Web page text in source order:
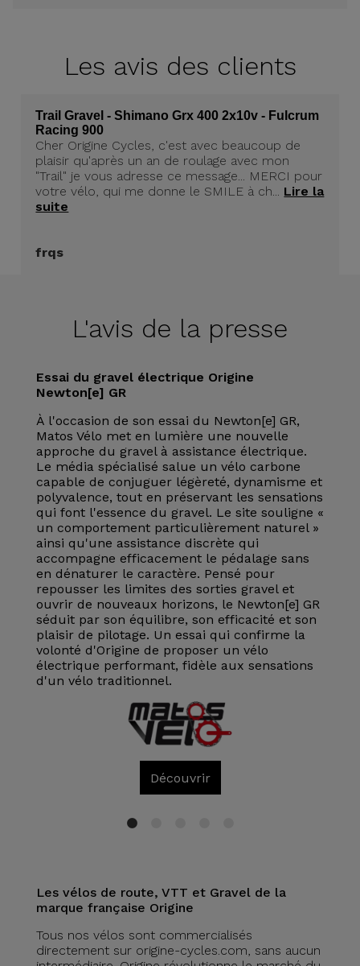
Les avis des clients
Trail Gravel - Shimano Grx 400 2x10v - Fulcrum
Racing 900
Cher Origine Cycles, c'est avec beaucoup de
plaisir qu'après un an de roulage avec mon
"Trail" je vous adresse ce message... MERCI pour
votre vélo, qui me donne le SMILE à ch... Lire la
suite
frqs
L'avis de la presse
Essai du gravel électrique Origine
Newton[e] GR
À l'occasion de son essai du Newton[e] GR,
Matos Vélo met en lumière une nouvelle
approche du gravel à assistance électrique.
Le média spécialisé salue un vélo carbone
capable de conjuguer légèreté, dynamisme et
polyvalence, tout en préservant les sensations
qui font l'essence du gravel. Le site souligne «
un comportement particulièrement naturel »
ainsi qu'une assistance discrète qui
accompagne efficacement le pédalage sans
en dénaturer le caractère. Pensé pour
repousser les limites des sorties gravel et
ouvrir de nouveaux horizons, le Newton[e] GR
séduit par son équilibre, son efficacité et son
plaisir de pilotage. Un essai qui confirme la
volonté d'Origine de proposer un vélo
électrique performant, fidèle aux sensations
d'un vélo traditionnel.
Découvrir
1
Les vélos de route, VTT et Gravel de la
marque française Origine
​​Tous nos vélos sont commercialisés
directement sur origine-cycles.com, sans aucun